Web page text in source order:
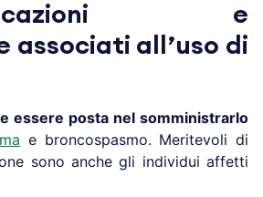
e
associati all’uso di
essere posta nel somministrarlo
e broncospasmo. Meritevoli di
sono anche gli individui affetti